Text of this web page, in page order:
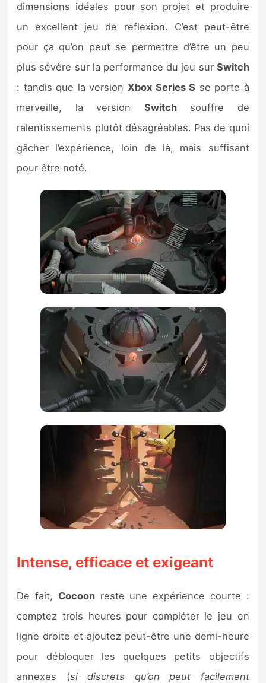
dimensions idéales pour son projet et produire
un excellent jeu de réflexion. C’est peut-être
pour ça qu’on peut se permettre d’être un peu
plus sévère sur la performance du jeu sur Switch
: tandis que la version Xbox Series S se porte à
merveille, la version Switchsouffre de
ralentissements plutôt désagréables. Pas de quoi
gâcher l’expérience, loin de là, mais suffisant
pour être noté.
Intense, efficace et exigeant
De fait, Cocoonreste une expérience courte :
comptez trois heures pour compléter le jeu en
ligne droite et ajoutez peut-être une demi-heure
pour débloquer les quelques petits objectifs
annexes (si discrets qu’on peut facilement